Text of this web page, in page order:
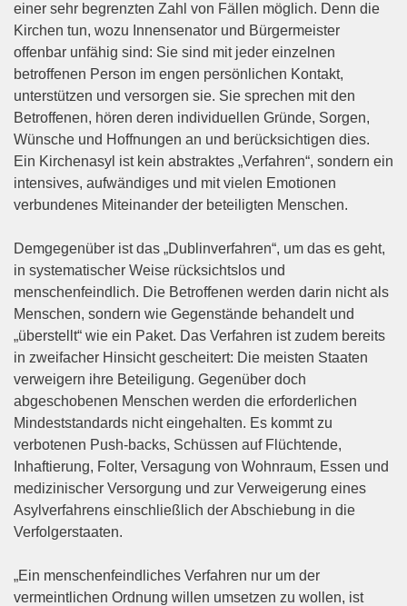
einer sehr begrenzten Zahl von Fällen möglich. Denn die
Kirchen tun, wozu Innensenator und Bürgermeister
offenbar unfähig sind: Sie sind mit jeder einzelnen
betroffenen Person im engen persönlichen Kontakt,
unterstützen und versorgen sie. Sie sprechen mit den
Betroffenen, hören deren individuellen Gründe, Sorgen,
Wünsche und Hoffnungen an und berücksichtigen dies.
Ein Kirchenasyl ist kein abstraktes „Verfahren“, sondern ein
intensives, aufwändiges und mit vielen Emotionen
verbundenes Miteinander der beteiligten Menschen.
Demgegenüber ist das „Dublinverfahren“, um das es geht,
in systematischer Weise rücksichtslos und
menschenfeindlich. Die Betroffenen werden darin nicht als
Menschen, sondern wie Gegenstände behandelt und
„überstellt“ wie ein Paket. Das Verfahren ist zudem bereits
in zweifacher Hinsicht gescheitert: Die meisten Staaten
verweigern ihre Beteiligung. Gegenüber doch
abgeschobenen Menschen werden die erforderlichen
Mindeststandards nicht eingehalten. Es kommt zu
verbotenen Push-backs, Schüssen auf Flüchtende,
Inhaftierung, Folter, Versagung von Wohnraum, Essen und
medizinischer Versorgung und zur Verweigerung eines
Asylverfahrens einschließlich der Abschiebung in die
Verfolgerstaaten.
„Ein menschenfeindliches Verfahren nur um der
vermeintlichen Ordnung willen umsetzen zu wollen, ist